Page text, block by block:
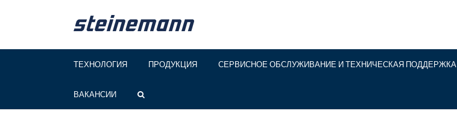
ТЕХНОЛОГИЯ ПРОДУКЦИЯ СЕРВИСНОЕ ОБСЛУЖИВАНИЕ И ТЕХНИЧЕСКАЯ ПОДДЕРЖКА
ВАКАНСИИ